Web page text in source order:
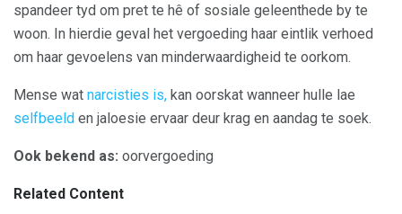
spandeer tyd om pret te hê of sosiale geleenthede by te
woon. In hierdie geval het vergoeding haar eintlik verhoed
om haar gevoelens van minderwaardigheid te oorkom.
Mense wat narcisties is, kan oorskat wanneer hulle lae
selfbeeld en jaloesie ervaar deur krag en aandag te soek.
Ook bekend as: oorvergoeding
Related Content